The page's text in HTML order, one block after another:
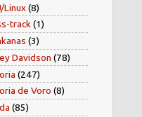
Linux(8)
track(1)
(3)
Davidson (78)
(247)
de Voro (8)
(85)